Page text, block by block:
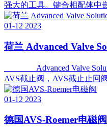
强大的工具。键合相配体中
01-12 2023
荷兰 Advanced Valve
Advanced Valve
AVS截止阀，AVS截止止回
01-12 2023
德国AVS-Roemer电磁阀